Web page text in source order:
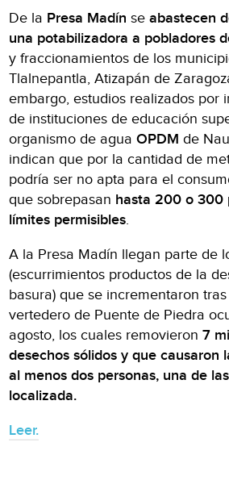
De la Presa Madín seabastecen
una potabilizadora a pobladores
y fraccionamientos de los
Tlalnepantla, Atizapán de
embargo, estudios realizados por
de instituciones de educación
organismo de aguaOPDM de
indican que por la cantidad de
podría ser no apta para el
que sobrepasan hasta 200 o 300
límites permisibles.
A la Presa Madín llegan parte de
(escurrimientos productos de la
basura) que se incrementaron
vertedero de Puente de Piedra
agosto, los cuales removieron7
desechos sólidos y que causaron
al menos dos personas, una de
localizada.
Leer.